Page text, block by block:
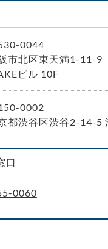
0044
市北区東天満1-11-9
ビル 10F
0002
都渋谷区渋谷2-14-5
口
0060